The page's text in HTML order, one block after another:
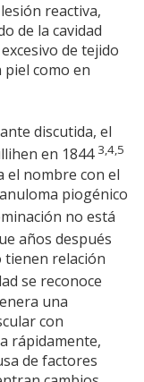
reactiva,
de la cavidad
de tejido
como en
discutida, el
en 1844 3,4,5
el nombre con el
piogénico
no está
años después
tienen relación
se reconoce
una
con
rápidamente,
de factores